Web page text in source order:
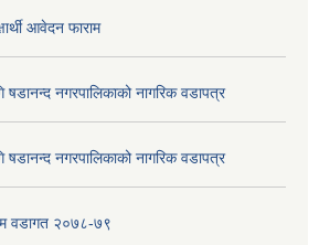
आवेदन फाराम
नगरपालिकाको नागरिक वडापत्र
नगरपालिकाको नागरिक वडापत्र
वडागत २०७८-७९